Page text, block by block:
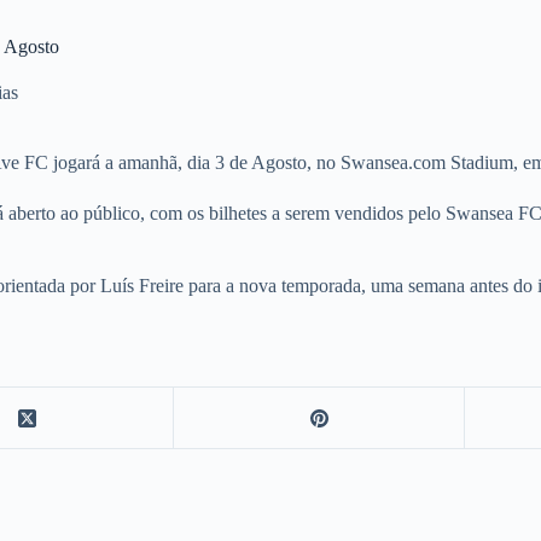
Agosto
FC jogará a amanhã, dia 3 de Agosto, no Swansea.com Stadium,
ao público, com os bilhetes a serem vendidos pelo Swansea
por Luís Freire para a nova temporada, uma semana antes